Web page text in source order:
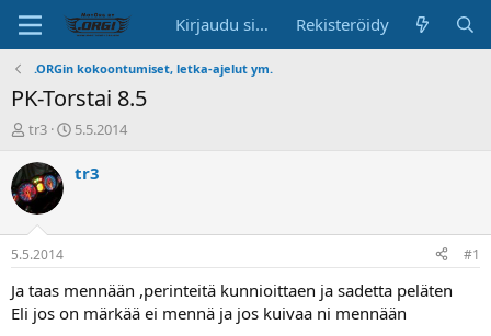
Kirjaudu sisään Rekisteröidy
.ORGin kokoontumiset, letka-ajelut ym.
PK-Torstai 8.5
K
s
k
u
s
t
e
l
u
n
tr3
A
o
p
ä
v
5.5.2014
tr3
5.5.2014 #1
Ja taas mennään ,perinteitä kunnioittaen ja sadetta peläten
Eli jos on märkää ei mennä ja jos kuivaa ni mennään